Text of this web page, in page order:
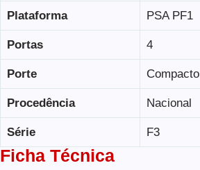
Plataforma PSA PF1
Portas 4
Porte Compacto
Procedência Nacional
Série F3
Ficha Técnica